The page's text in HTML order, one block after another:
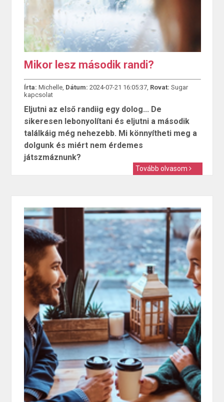
Mikor lesz második randi?
Írta: Michelle, Dátum: 2024-07-21 16:05:37, Rovat: Sugar
kapcsolat
Eljutni az első randiig egy dolog... De
sikeresen lebonyolítani és eljutni a második
találkáig még nehezebb. Mi könnyítheti meg a
dolgunk és miért nem érdemes
játszmáznunk?
Tovább olvasom